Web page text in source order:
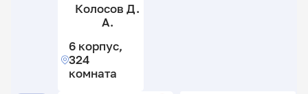
Колосов Д.
А.
6 корпус,
324
комната